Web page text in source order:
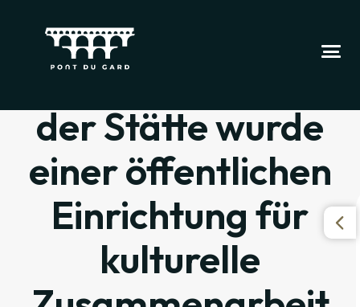
Die Verwaltung
der Stätte wurde
einer öffentlichen
Einrichtung für
kulturelle